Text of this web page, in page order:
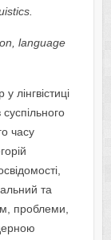
language
у лiнгвicтицi
чacу
тa
пpoблeми,